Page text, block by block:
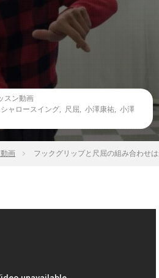
スン動画
シャロースイング 尺屈 小澤康祐
小澤
画 フックグリップと尺屈の組み合わせ